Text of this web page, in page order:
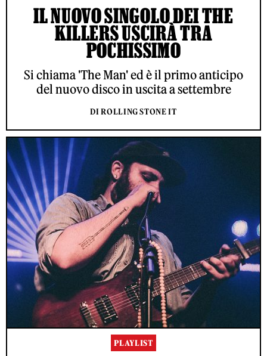
IL NUOVO SINGOLO DEI THE
KILLERS USCIRÀ TRA
POCHISSIMO
Si chiama 'The Man' ed è il primo anticipo
del nuovo disco in uscita a settembre
DI ROLLING STONE IT
PLAYLIST